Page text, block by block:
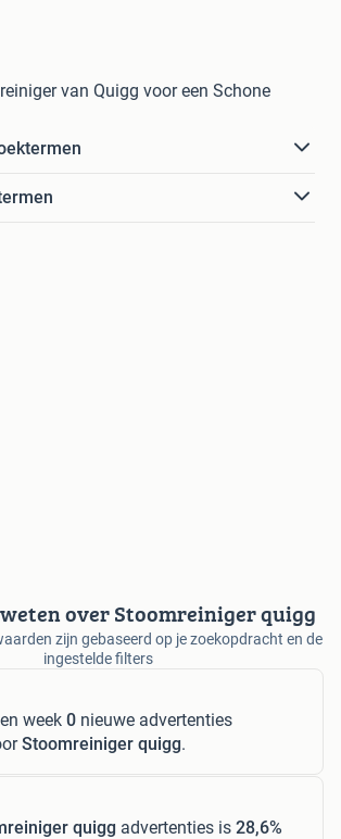
over Stoomreiniger quigg
zijn gebaseerd op je zoekopdracht en de
ingestelde filters
week 0 nieuwe advertenties
Stoomreiniger quigg.
quigg advertenties is 28,6%